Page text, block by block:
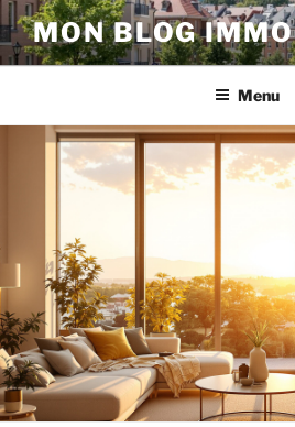
Aller
au
contenu
MON BLOG IMMO
Menu